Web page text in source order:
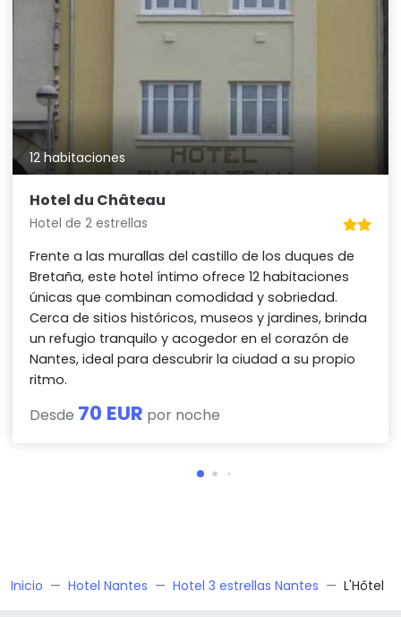
12 habitaciones
Hotel du Château
Hotel de 2 estrellas
Frente a las murallas del castillo de los duques de
Bretaña, este hotel íntimo ofrece 12 habitaciones
únicas que combinan comodidad y sobriedad.
Cerca de sitios históricos, museos y jardines, brinda
un refugio tranquilo y acogedor en el corazón de
Nantes, ideal para descubrir la ciudad a su propio
ritmo.
Desde 70 EUR por noche
Inicio Hotel Nantes Hotel 3 estrellas Nantes L'Hôtel